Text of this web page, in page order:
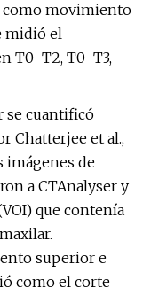
como movimiento
midió el
T0–T2, T0–T3,
se cuantificó
Chatterjee et al.,
imágenes de
a CTAnalyser y
que contenía
superior e
como el corte